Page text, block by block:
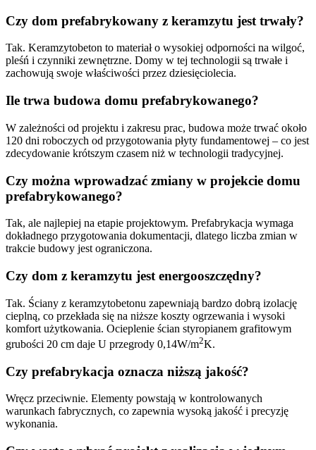
Czy dom prefabrykowany z keramzytu jest trwały?
Tak. Keramzytobeton to materiał o wysokiej odporności na wilgoć,
pleśń i czynniki zewnętrzne. Domy w tej technologii są trwałe i
zachowują swoje właściwości przez dziesięciolecia.
Ile trwa budowa domu prefabrykowanego?
W zależności od projektu i zakresu prac, budowa może trwać około
120 dni roboczych od przygotowania płyty fundamentowej – co jest
zdecydowanie krótszym czasem niż w technologii tradycyjnej.
Czy można wprowadzać zmiany w projekcie domu
prefabrykowanego?
Tak, ale najlepiej na etapie projektowym. Prefabrykacja wymaga
dokładnego przygotowania dokumentacji, dlatego liczba zmian w
trakcie budowy jest ograniczona.
Czy dom z keramzytu jest energooszczędny?
Tak. Ściany z keramzytobetonu zapewniają bardzo dobrą izolację
cieplną, co przekłada się na niższe koszty ogrzewania i wysoki
komfort użytkowania. Ocieplenie ścian styropianem grafitowym
grubości 20 cm daje U przegrody 0,14W/m2K.
Czy prefabrykacja oznacza niższą jakość?
Wręcz przeciwnie. Elementy powstają w kontrolowanych
warunkach fabrycznych, co zapewnia wysoką jakość i precyzję
wykonania.